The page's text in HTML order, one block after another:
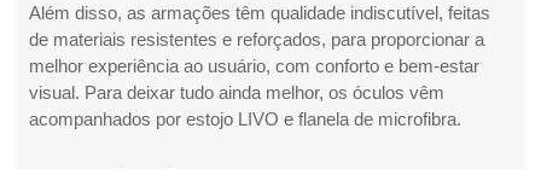
Além disso, as armações têm qualidade indiscutível, feitas
de materiais resistentes e reforçados, para proporcionar a
melhor experiência ao usuário, com conforto e bem-estar
visual. Para deixar tudo ainda melhor, os óculos vêm
acompanhados por estojo LIVO e flanela de microfibra.